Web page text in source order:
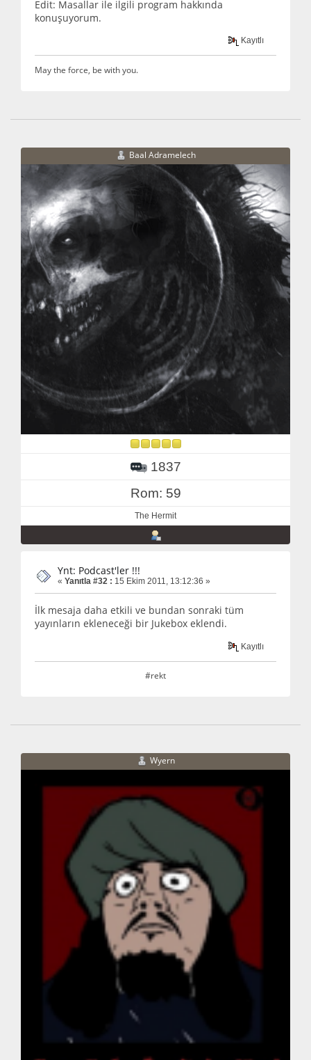
Edit: Masallar ile ilgili program hakkında
konuşuyorum.
Kayıtlı
May the force, be with you.
Baal Adramelech
1837
Rom: 59
The Hermit
Ynt: Podcast'ler !!!
« Yanıtla #32 : 15 Ekim 2011, 13:12:36 »
İlk mesaja daha etkili ve bundan sonraki tüm
yayınların ekleneceği bir Jukebox eklendi.
Kayıtlı
#rekt
Wyern